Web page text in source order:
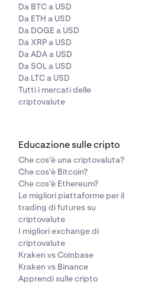
Da BTC a USD
Da ETH a USD
Da DOGE a USD
Da XRP a USD
Da ADA a USD
Da SOL a USD
Da LTC a USD
Tutti i mercati delle
criptovalute
Educazione sulle cripto
Che cos'è una criptovaluta?
Che cos'è Bitcoin?
Che cos'è Ethereum?
Le migliori piattaforme per il
trading di futures su
criptovalute
I migliori exchange di
criptovalute
Kraken vs Coinbase
Kraken vs Binance
Apprendi sulle cripto